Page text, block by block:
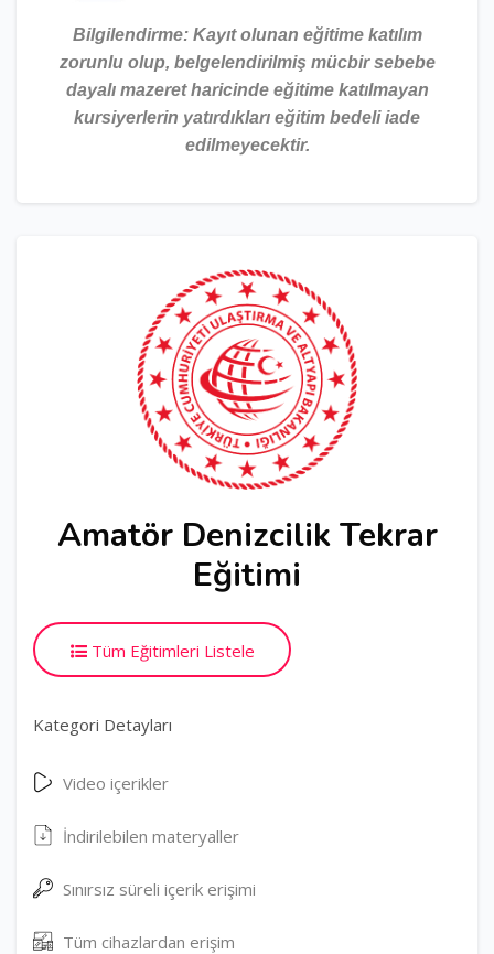
Bilgilendirme: Kayıt olunan eğitime katılım
zorunlu olup, belgelendirilmiş mücbir sebebe
dayalı mazeret haricinde eğitime katılmayan
kursiyerlerin yatırdıkları eğitim bedeli iade
edilmeyecektir.
Amatör Denizcilik Tekrar
Eğitimi
Tüm Eğitimleri Listele
Kategori Detayları
Video içerikler
İndirilebilen materyaller
Sınırsız süreli içerik erişimi
Tüm cihazlardan erişim